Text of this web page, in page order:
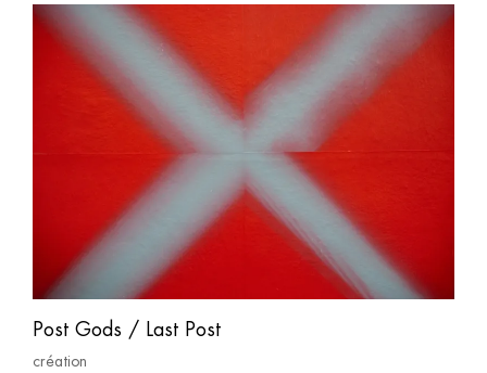
Post Gods / Last Post
création